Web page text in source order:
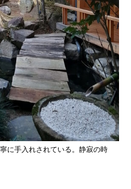
に手入れされている。静寂の時